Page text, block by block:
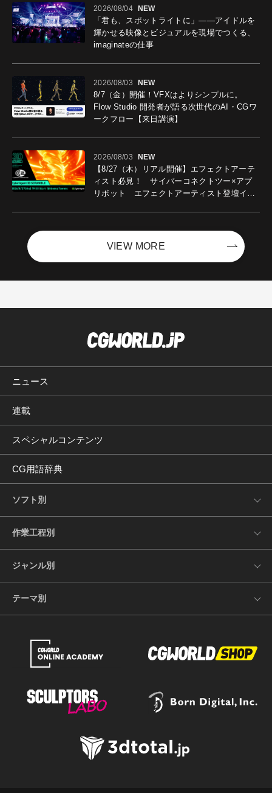
2026/08/04 NEW
「君も、スポットライトに」――アイドルを
輝かせる映像とビジュアルを現場でつくる、
imaginateの仕事
2026/08/03 NEW
8/7（金）開催！VFXはよりシンプルに。
Flow Studio 開発者が語る次世代のAI・CGワ
ークフロー【来日講演】
2026/08/03 NEW
【8/27（木）リアル開催】エフェクトアーテ
ィスト必見！ サイバーコネクトツー×アプ
リボット エフェクトアーティスト登壇イベ
VIEW MORE
ニュース
連載
スペシャルコンテンツ
CG用語辞典
ソフト別
作業工程別
ジャンル別
テーマ別